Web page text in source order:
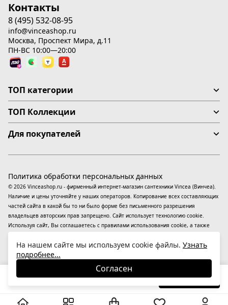
29 380₽ В корзину
Контакты
8 (495) 532-08-95
info@vinceashop.ru
Москва, Проспект Мира, д.11
ПН-ВС 10:00—20:00
ТОП категории
ТОП Коллекции
Для покупателей
© 2026 Vinceashop.ru - фирменный интернет-магазин сантехники Vincea (Винчеа).
Наличие и цены уточняйте у наших операторов. Копирование всех составляющих
частей сайта в какой бы то ни было форме без письменного разрешения
владельцев авторских прав запрещено. Сайт использует технологию cookie.
Используя сайт, Вы соглашаетесь с правилами использования cookie, а также
применяютсярекомендательные технологии(информационные технологии
предоставления информации на основе сбора, систематизации и анализа
сведений, относящихся к предпочтениям пользователей сети «Интернет»,
находящихся на территории Российской Федерации).
Политика обработки персональных данных
На нашем сайте мы используем cookie файлы. Узнать
подробнее...
Согласен